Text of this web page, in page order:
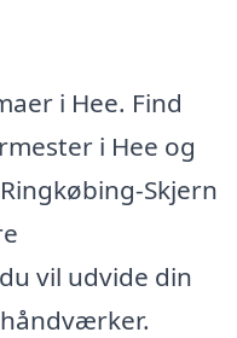
i Hee. Find
i Hee og
Skjern
vil udvide din